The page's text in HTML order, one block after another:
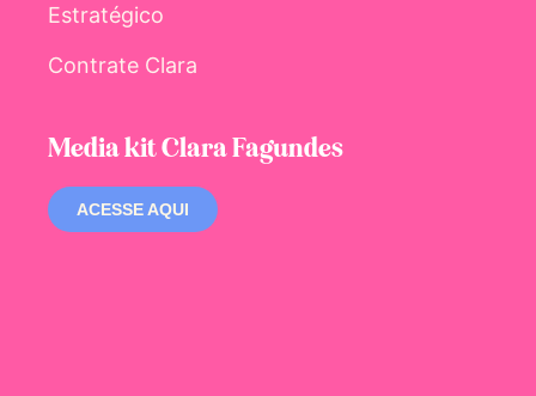
Estratégico
Contrate Clara
Media kit Clara Fagundes
ACESSE AQUI